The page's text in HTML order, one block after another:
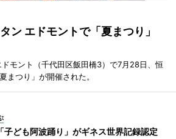
ン エドモントで「夏まつり」
モント（千代田区飯田橋3）で7月28日、恒
まつり」が開催された。
子ども阿波踊り」がギネス世界記録認定